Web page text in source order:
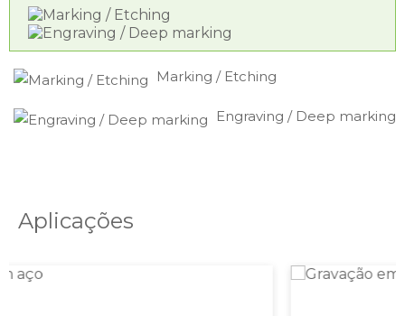
Marking / Etching
Engraving / Deep marking
Aplicações